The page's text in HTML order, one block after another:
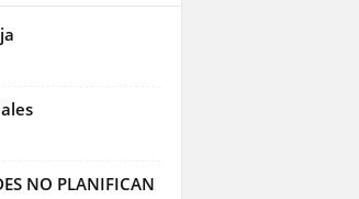
NO PLANIFICAN